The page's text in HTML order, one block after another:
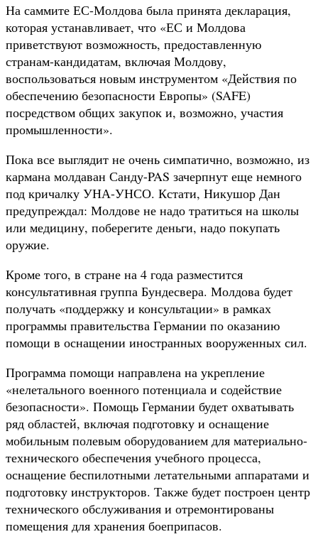
На саммите ЕС-Молдова была принята декларация,
которая устанавливает, что «ЕС и Молдова
приветствуют возможность, предоставленную
странам-кандидатам, включая Молдову,
воспользоваться новым инструментом «Действия по
обеспечению безопасности Европы» (SAFE)
посредством общих закупок и, возможно, участия
промышленности».
Пока все выглядит не очень симпатично, возможно, из
кармана молдаван Санду-PAS зачерпнут еще немного
под кричалку УНА-УНСО. Кстати, Никушор Дан
предупреждал: Молдове не надо тратиться на школы
или медицину, поберегите деньги, надо покупать
оружие.
Кроме того, в стране на 4 года разместится
консультативная группа Бундесвера. Молдова будет
получать «поддержку и консультации» в рамках
программы правительства Германии по оказанию
помощи в оснащении иностранных вооруженных сил.
Программа помощи направлена на укрепление
«нелетального военного потенциала и содействие
безопасности». Помощь Германии будет охватывать
ряд областей, включая подготовку и оснащение
мобильным полевым оборудованием для материально-
технического обеспечения учебного процесса,
оснащение беспилотными летательными аппаратами и
подготовку инструкторов. Также будет построен центр
технического обслуживания и отремонтированы
помещения для хранения боеприпасов.